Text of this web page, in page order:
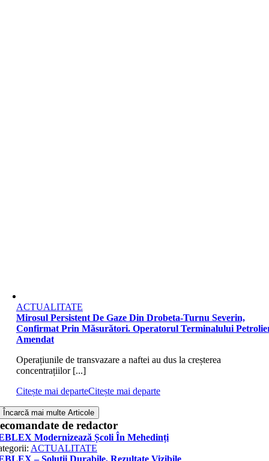
ACTUALITATE
Mirosul Persistent De Gaze Din Drobeta-Turnu Severin,
Confirmat Prin Măsurători. Operatorul Terminalului
Amendat
Operațiunile de transvazare a naftei au dus la creșterea
concentrațiilor [...]
Citește mai departeCitește mai departe
Încarcă mai multe Articole
de redactor
Modernizează Școli În Mehedinți
ACTUALITATE